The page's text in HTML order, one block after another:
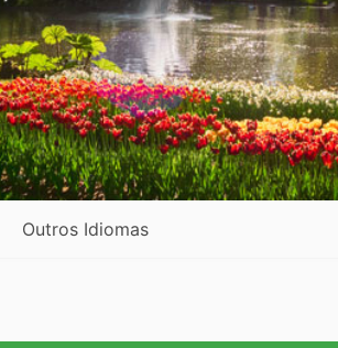
Outros Idiomas